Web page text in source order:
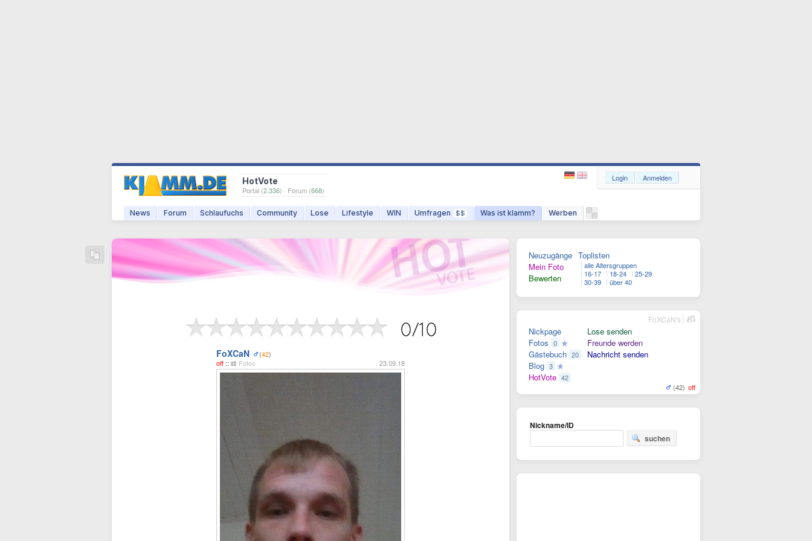
HotVote
Portal (2.336) · Forum (668)
News Forum Schlaufuchs Community Lose Lifestyle WIN Umfragen $$ Was ist klamm? Werben
Login Anmelden
FoXCaN (42)
off :: Fotos 23.09.18
Neuzugänge
Mein Foto
Bewerten
Toplisten
alle Altersgruppen
16-17
18-24
25-29
30-39
über 40
Nickpage
Fotos 0
Gästebuch 20
Blog 3
HotVote 42
Lose senden
Freunde werden
Nachricht senden
(42) off
FoXCaN's
Nickname/ID
suchen